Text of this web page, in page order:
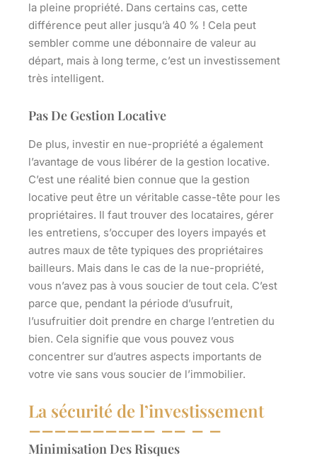
la pleine propriété. Dans certains cas, cette
différence peut aller jusqu’à 40 % ! Cela peut
sembler comme une débonnaire de valeur au
départ, mais à long terme, c’est un investissement
très intelligent.
Pas De Gestion Locative
De plus, investir en nue-propriété a également
l’avantage de vous libérer de la gestion locative.
C’est une réalité bien connue que la gestion
locative peut être un véritable casse-tête pour les
propriétaires. Il faut trouver des locataires, gérer
les entretiens, s’occuper des loyers impayés et
autres maux de tête typiques des propriétaires
bailleurs. Mais dans le cas de la nue-propriété,
vous n’avez pas à vous soucier de tout cela. C’est
parce que, pendant la période d’usufruit,
l’usufruitier doit prendre en charge l’entretien du
bien. Cela signifie que vous pouvez vous
concentrer sur d’autres aspects importants de
votre vie sans vous soucier de l’immobilier.
La sécurité de l’investissement
Minimisation Des Risques